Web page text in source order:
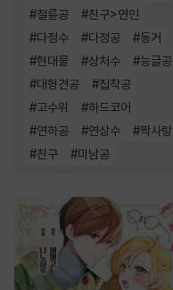
#절륜공 #친구>연인
#다정수 #다정공 #동거
#현대물 #상처수 #능글공
#대형견공 #집착공
#고수위 #하드코어
#연하공 #연상수 #짝사랑
#친구 #미남공